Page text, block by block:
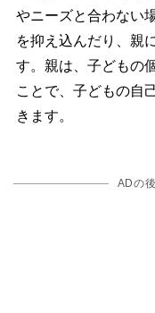
ニーズと合わない場
を抑え込んだり、親
す。親は、子どもの
ことで、子どもの自
きます。
ADの